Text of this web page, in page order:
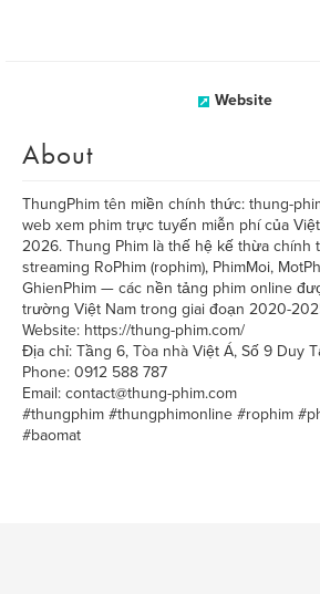
Website
About
ThungPhim tên miền chính thức: thung-
web xem phim trực tuyến miễn phí của
2026. Thung Phim là thế hệ kế thừa chính
streaming RoPhim (rophim), PhimMoi,
GhienPhim — các nền tảng phim online
trường Việt Nam trong giai đoạn 2020-
Website: https://thung-phim.com/
Địa chỉ: Tầng 6, Tòa nhà Việt Á, Số 9 Duy
Phone: 0912 588 787
Email: contact@thung-phim.com
#thungphim #thungphimonline #rophim
#baomat